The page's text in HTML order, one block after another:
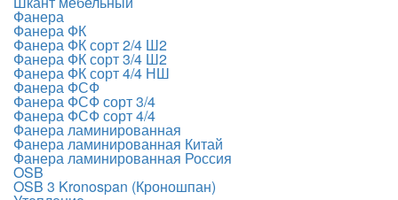
Фанера
Фанера ФК
Фанера ФК сорт 2/4 Ш2
Фанера ФК сорт 3/4 Ш2
Фанера ФК сорт 4/4 НШ
Фанера ФСФ
Фанера ФСФ сорт 3/4
Фанера ФСФ сорт 4/4
Фанера ламинированная
Фанера ламинированная Китай
Фанера ламинированная Россия
OSB
OSB 3 Kronospan (Кроношпан)